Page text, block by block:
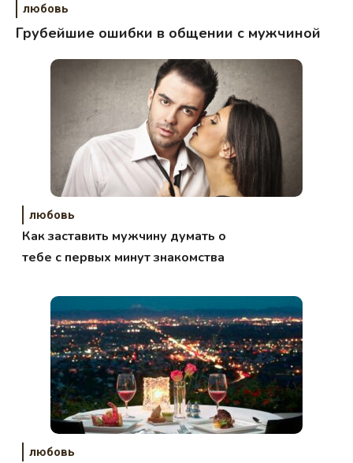
любовь
Грубейшие ошибки в общении с мужчиной
любовь
Как заставить мужчину думать о
тебе с первых минут знакомства
любовь